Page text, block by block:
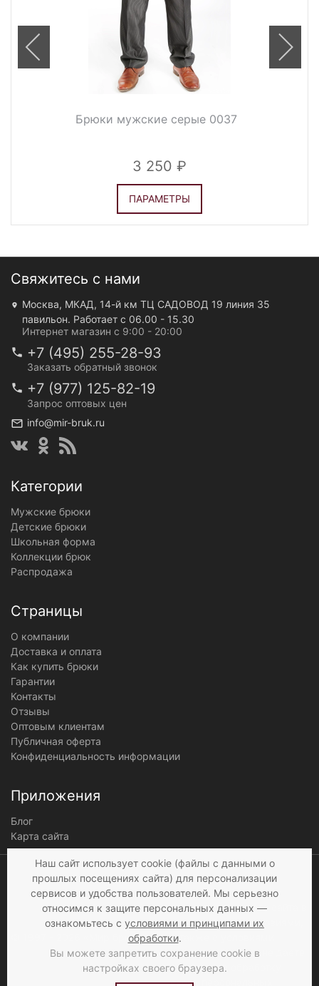
Брюки мужские серые 0037
3 250
ПАРАМЕТРЫ
Свяжитесь с нами
Москва, МКАД, 14-й км ТЦ САДОВОД 19 линия 35
павильон. Работает с 06.00 - 15.30
Интернет магазин с 9:00 - 20:00
+7 (495) 255-28-93
Заказать обратный звонок
+7 (977) 125-82-19
Запрос оптовых цен
info@mir-bruk.ru
Категории
Мужские брюки
Детские брюки
Школьная форма
Коллекции брюк
Распродажа
Страницы
О компании
Доставка и оплата
Как купить брюки
Гарантии
Контакты
Отзывы
Оптовым клиентам
Публичная оферта
Конфиденциальность информации
Приложения
Блог
Карта сайта
© 1997 - 2026 «Мир брюк»
Мы получаем и
обрабатываем
персональные данные
посетителей нашего сайта в
соответствии сусловиями
а также c
продажи. Если вы не даете
согласия на обработку
своих персональных
Наш сайт использует cookie (файлы с данными о
прошлых посещениях сайта) для персонализации
сервисов и удобства пользователей. Мы серьезно
относимся к защите персональных данных —
ознакомьтесь с условиями и принципами их
обработки.
Вы можете запретить сохранение cookie в
настройках своего браузера.